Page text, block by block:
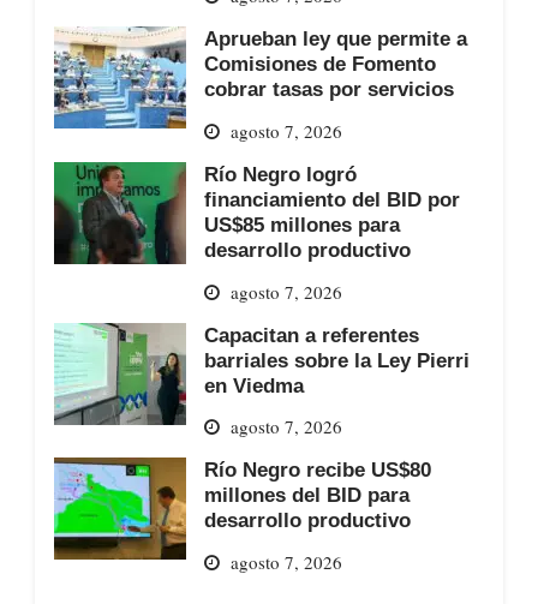
Aprueban ley que permite a
Comisiones de Fomento
cobrar tasas por servicios
agosto 7, 2026
Río Negro logró
financiamiento del BID por
US$85 millones para
desarrollo productivo
agosto 7, 2026
Capacitan a referentes
barriales sobre la Ley Pierri
en Viedma
agosto 7, 2026
Río Negro recibe US$80
millones del BID para
desarrollo productivo
agosto 7, 2026